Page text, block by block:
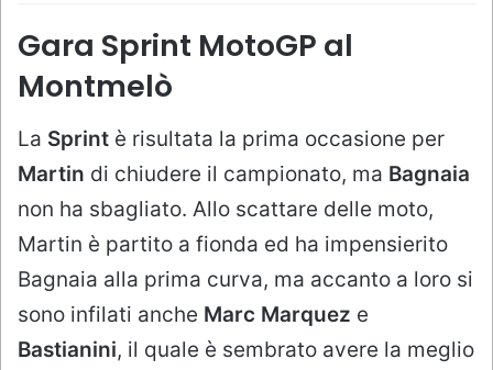
Gara Sprint MotoGP al
Montmelò
La Sprint è risultata la prima occasione per
Martin di chiudere il campionato, ma Bagnaia
non ha sbagliato. Allo scattare delle moto,
Martin è partito a fionda ed ha impensierito
Bagnaia alla prima curva, ma accanto a loro si
sono infilati anche Marc Marquez e
Bastianini, il quale è sembrato avere la meglio